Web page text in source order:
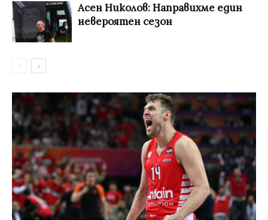
Асен Николов: Направихме един
невероятен сезон